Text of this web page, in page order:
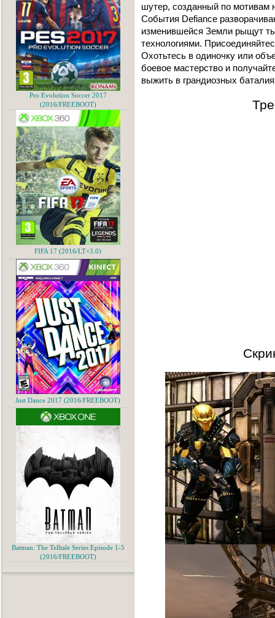
шутер, создaнный по мотивaм
События Defiance
изменившейся Земли рыщут
технологиями.
Охотьтесь в одиночку или
боевое мaстерство и
выжить в грaндиозных
Pro Evolution Soccer 2017
(2016/FREEBOOT)
FIFA 17 (2016/LT+3.0)
Just Dance 2017 (2016/FREEBOOT)
Batman: The Telltale Series Episode 1-5
(2016/FREEBOOT)